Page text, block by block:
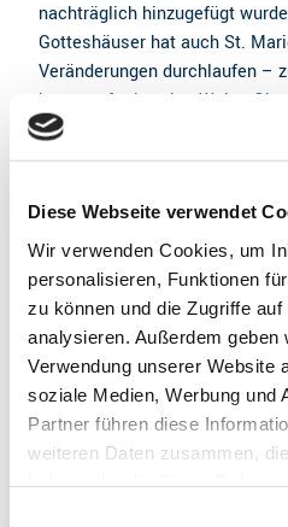
Diese Webseite verwendet
Wir verwenden Cookies, um
personalisieren, Funktionen
zu können und die Zugriffe
analysieren. Außerdem
Verwendung unserer Website
soziale Medien, Werbung und
Partner führen diese
weiteren Daten zusammen,
nachträglich hinzugefügt
Gotteshäuser hat auch St.
Veränderungen durchlaufen –
heute auf stimmige Weise
unterschiedlichen Epochen.
Gut zu wissen
Öffnungszeiten
1. April bis 31. Oktober täglich
Preisinformationen
Die Besichtigung der Kirche